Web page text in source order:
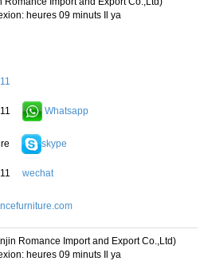
heures 09 minuts Il ya
Whatsapp
skype
wechat
Romance Import and Export Co.,Ltd)
heures 09 minuts Il ya